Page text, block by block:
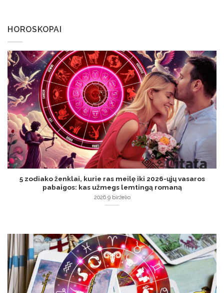
HOROSKOPAI
5 zodiako ženklai, kurie ras meilę iki 2026-ųjų vasaros
pabaigos: kas užmegs lemtingą romaną
2026 9 birželio